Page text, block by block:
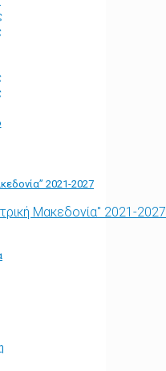
2021-2027
Μακεδονία" 2021-2027